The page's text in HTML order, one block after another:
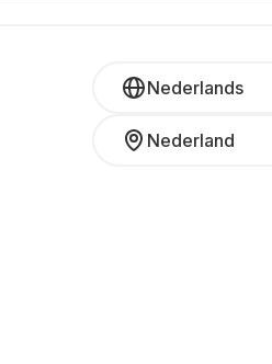
Nederlands
Nederland